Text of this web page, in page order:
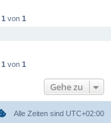
1 von 1
1 von 1
Gehe zu
Alle Zeiten sind UTC+02:00